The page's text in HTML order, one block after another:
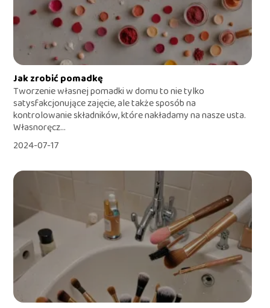
Jak zrobić pomadkę
Tworzenie własnej pomadki w domu to nie tylko
satysfakcjonujące zajęcie, ale także sposób na
kontrolowanie składników, które nakładamy na nasze usta.
Własnoręcz...
2024-07-17